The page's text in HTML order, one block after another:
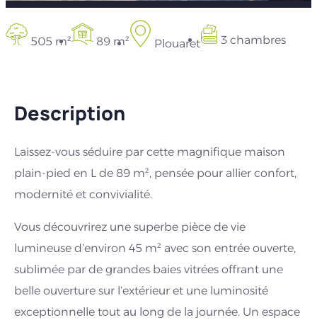
505 m² 89 m² Plouaret 3 chambres
Description
Laissez-vous séduire par cette magnifique maison
plain-pied en L de 89 m², pensée pour allier confort,
modernité et convivialité.
Vous découvrirez une superbe pièce de vie
lumineuse d’environ 45 m² avec son entrée ouverte,
sublimée par de grandes baies vitrées offrant une
belle ouverture sur l’extérieur et une luminosité
exceptionnelle tout au long de la journée. Un espace